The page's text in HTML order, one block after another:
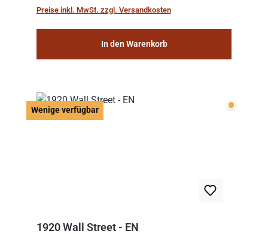
work: “Le Voyage dans la Lune” (“A Trip to...
Preise inkl. MwSt. zzgl. Versandkosten
In den Warenkorb
Wenige verfügbar Wenige
1920 Wall Street - EN